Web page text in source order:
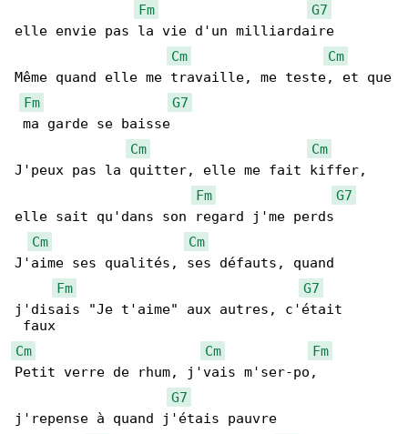
Fm
G7
elle envie pas la vie d'un milliardaire
Cm
Cm
Même quand elle me travaille, me teste, et que
Fm
G7
ma garde se baisse
Cm
Cm
J'peux pas la quitter, elle me fait kiffer,
Fm
G7
elle sait qu'dans son regard j'me perds
Cm
Cm
J'aime ses qualités, ses défauts, quand
Fm
G7
j'disais "Je t'aime" aux autres, c'était
Cm
Cm
Fm
Petit verre de rhum, j'vais m'ser-po,
G7
j'repense à quand j'étais pauvre